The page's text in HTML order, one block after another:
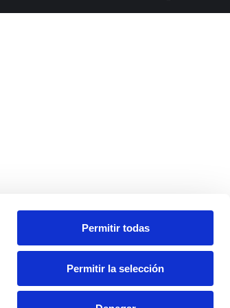
Permitir todas
Permitir la selección